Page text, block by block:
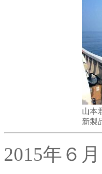
山本
新製
2015年６